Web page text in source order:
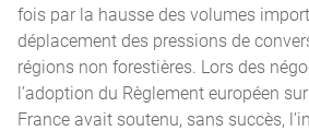
fois par la hausse des volumes
déplacement des pressions de
régions non forestières. Lors des
l’adoption du Règlement européen
France avait soutenu, sans succès,